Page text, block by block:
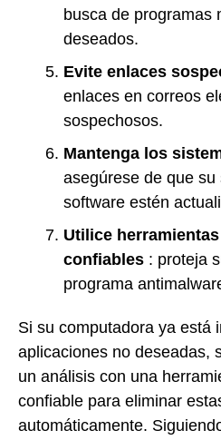
busca de programas
deseados.
Evite enlaces
enlaces en correos
sospechosos.
Mantenga los
asegúrese de que
software estén
Utilice
confiables : proteja
programa
Si su computadora ya está
aplicaciones no deseadas,
un análisis con una
confiable para eliminar
automáticamente.